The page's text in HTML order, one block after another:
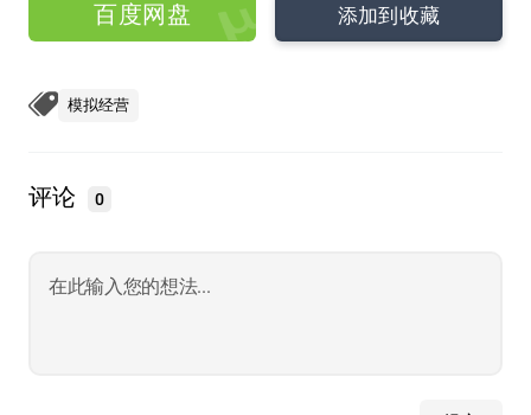
百度网盘 添加到收藏
模拟经营
评论 0